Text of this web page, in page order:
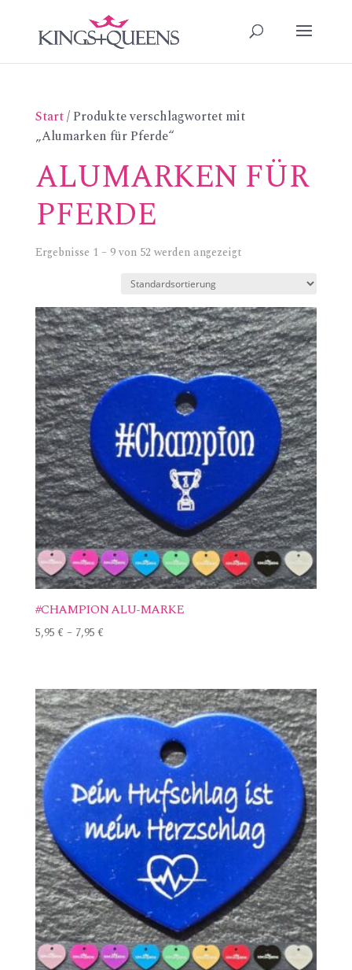
Start/ Produkte verschlagwortet mit
„Alumarken für Pferde“
ALUMARKEN FÜR
PFERDE
Ergebnisse 1 – 9 von 52 werden angezeigt
#CHAMPION ALU-MARKE
5,95€ – 7,95€